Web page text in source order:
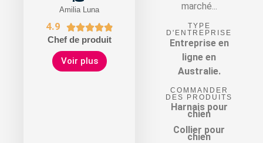
Amilia Luna
4.9 
Chef de produit
Voir plus
marché...
TYPE
D'ENTREPRISE
Entreprise en
ligne en
Australie.
COMMANDER
DES PRODUITS
Harnais pour
chien
Collier pour
chien